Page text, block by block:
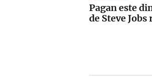
Pagan este
de Steve